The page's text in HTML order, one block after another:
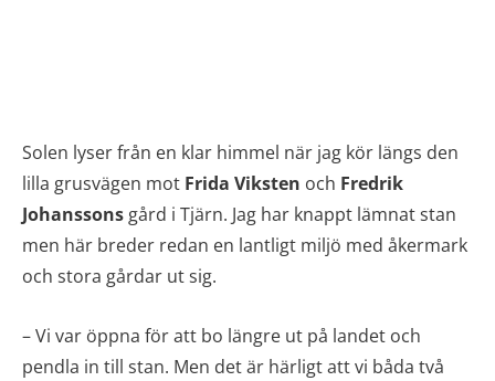
Solen lyser från en klar himmel när jag kör längs den
lilla grusvägen mot Frida Viksten och Fredrik
Johanssons gård i Tjärn. Jag har knappt lämnat stan
men här breder redan en lantligt miljö med åkermark
och stora gårdar ut sig.
– Vi var öppna för att bo längre ut på landet och
pendla in till stan. Men det är härligt att vi båda två